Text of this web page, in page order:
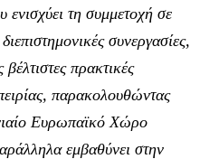
τη συμμετοχή σε
συνεργασίες,
βέλτιστες πρακτικές
παρακολουθώντας
Ευρωπαϊκό Χώρο
εμβαθύνει στην